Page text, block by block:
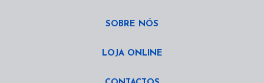
SOBRE NÓS
LOJA ONLINE